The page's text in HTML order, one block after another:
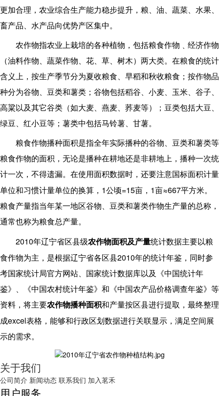
更加合理，农业综合生产能力稳步提升，粮、油、蔬菜、水果、
畜产品、水产品向优势产区集中。
农作物指农业上栽培的各种植物，包括粮食作物﹑经济作物
（油料作物、蔬菜作物、花、草、树木）两大类。在粮食的统计
含义上，按生产季节分为夏收粮食、早稻和秋收粮食；按作物品
种分为谷物、豆类和薯类；谷物包括稻谷、小麦、玉米、谷子、
高粱以及其它谷类（如大麦、燕麦、荞麦等）；豆类包括大豆、
绿豆、红小豆等；薯类中包括马铃薯、甘薯。
粮食作物播种面积是指全年实际播种的谷物、豆类和薯类等
粮食作物的面积，无论是播种在耕地还是非耕地上，播种一次统
计一次，不得遗漏。在使用面积数据时，还要注意国标面积计量
单位和习惯计量单位的换算， 1公顷=15亩， 1亩≈667平方米。
粮食产量指当年某一地区谷物、豆类和薯类作物生产量的总称，
通常也称为粮食总产量。
2010年辽宁省区县级农作物面积及产量统计数据主要以粮
食作物为主，是根据辽宁省各区县2010年的统计年鉴，同时参
考国家统计局官方网站、国家统计数据库以及《中国统计年
鉴》、《中国农村统计年鉴》和《中国农产品价格调查年鉴》等
资料，将主要农作物播种面积和产量按区县进行提取，最终整理
成excel表格，能够和行政区划数据进行关联显示，满足空间展
示的需求。
关于我们
公司简介 新闻动态 联系我们 加入茗禾
用户服务